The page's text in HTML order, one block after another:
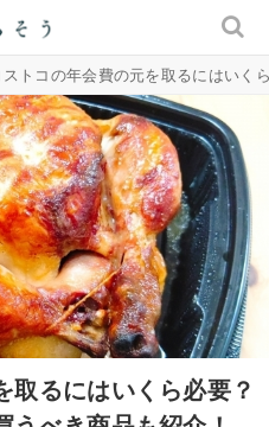
トコの年会費の元を取るにはいく
取るにはいくら必要？